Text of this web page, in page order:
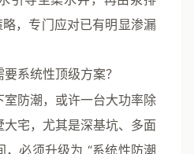
略，专门应对已有明显渗漏
系统性顶级方案？
防潮，或许一台大功率除
宅，尤其是深基坑、多面
，必须升级为 “系统性防潮